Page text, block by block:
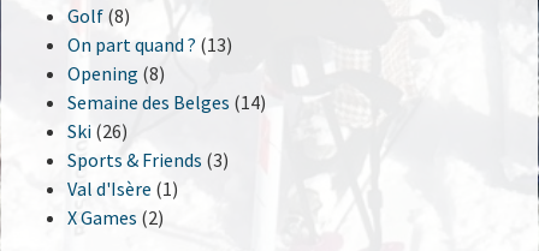
Golf (8)
On part quand ? (13)
Opening (8)
Semaine des Belges (14)
Ski (26)
Sports & Friends (3)
Val d'Isère (1)
X Games (2)